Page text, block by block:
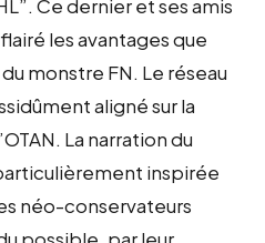
Ce dernier et ses amis
les avantages que
monstre FN. Le réseau
aligné sur la
La narration du
inspirée
néo-conservateurs